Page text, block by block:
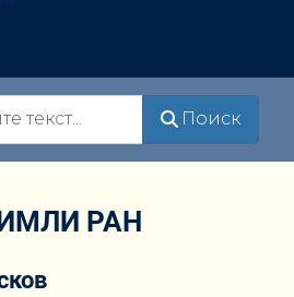
Поиск
РАН